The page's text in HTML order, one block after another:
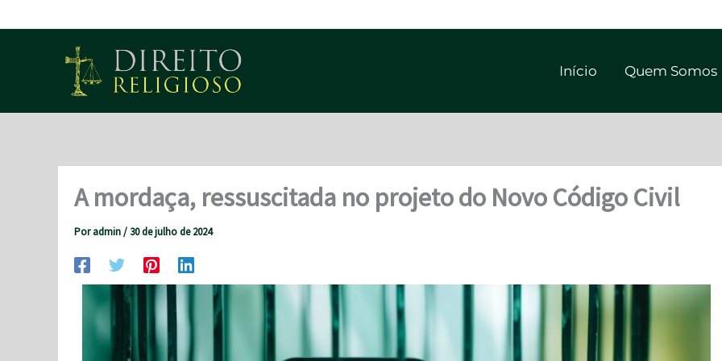
Início Quem Somos
A mordaça, ressuscitada no projeto do Novo Código Civil
Poradmin/ 30 de julho de 2024